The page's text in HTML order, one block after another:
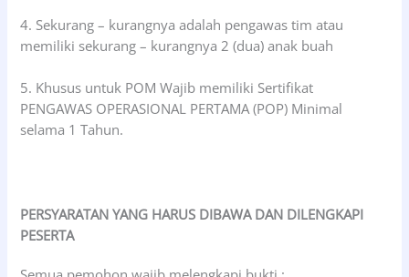
4. Sekurang – kurangnya adalah pengawas tim atau
memiliki sekurang – kurangnya 2 (dua) anak buah
5. Khusus untuk POM Wajib memiliki Sertifikat
PENGAWAS OPERASIONAL PERTAMA (POP) Minimal
selama 1 Tahun.
PERSYARATAN YANG HARUS DIBAWA DAN DILENGKAPI
PESERTA